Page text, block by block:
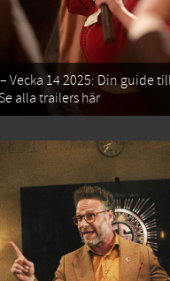
Vecka 14 2025: Din guide
alla trailers här